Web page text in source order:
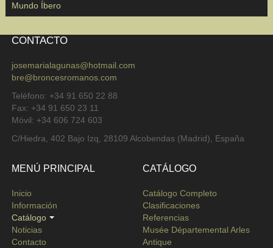
Mundo Íbero
CONTACTO
josemarialagunas@hotmail.com
bre@broncesromanos.com
Teléfono: +34 91 650 22 88
Fax: +34 91 650 23 11
Móvil: +34 606 724 603
C/Hiedra, 402 Bajo Izq, 28109 Alcobendas (Madrid), España
MENÚ PRINCIPAL
Inicio
Información
Catálogo
Noticias
Contacto
CATÁLOGO
Catálogo Completo
Clasificaciones
Referencias
Musée Départemental Arles
Antique